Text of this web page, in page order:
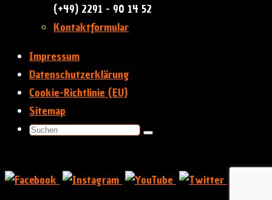
(+49) 2291 - 90 14 52
Kontaktformular
Impressum
Datenschutzerklärung
Cookie-Richtlinie (EU)
Sitemap
Suchen
Suchen